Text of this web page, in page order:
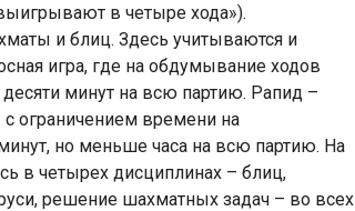
в четыре хода»).
и блиц. Здесь учитываются и
игра, где на обдумывание ходов
минут на всю партию. Рапид –
ограничением времени на
но меньше часа на всю партию. На
в четырех дисциплинах – блиц,
решение шахматных задач – во всех